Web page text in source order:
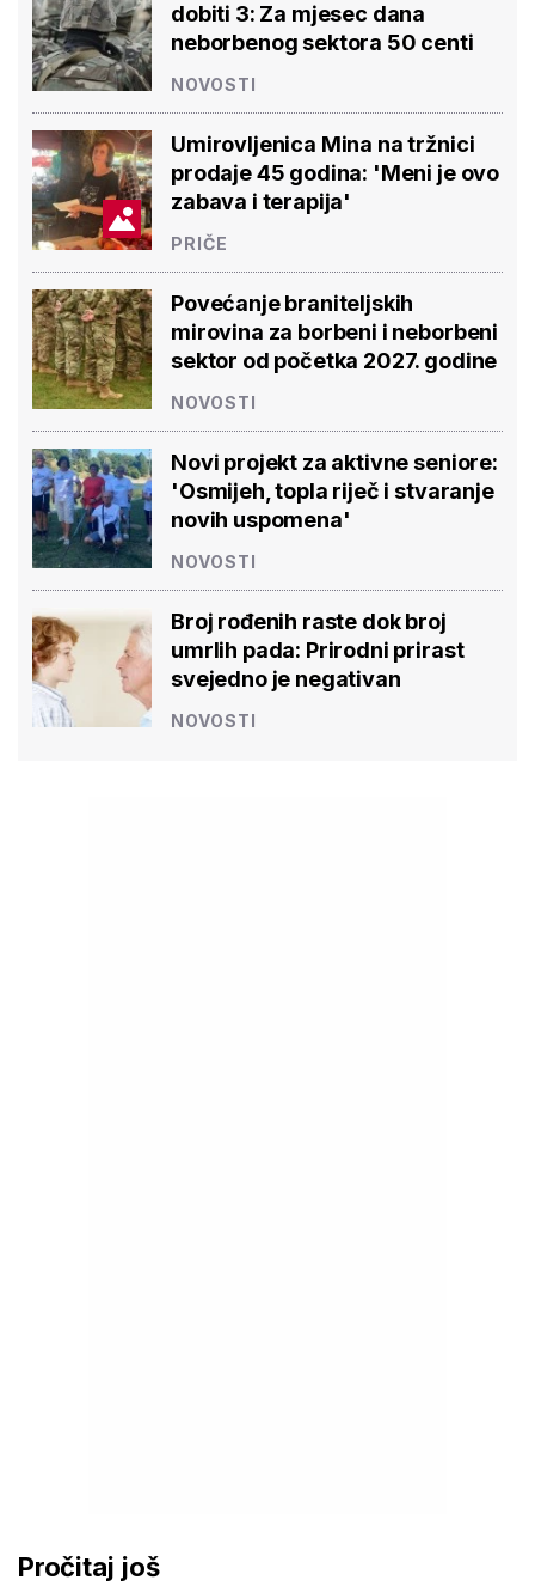
dobiti 3: Za mjesec dana
neborbenog sektora 50 centi
NOVOSTI
Umirovljenica Mina na tržnici
prodaje 45 godina: 'Meni je ovo
zabava i terapija'
PRIČE
Povećanje braniteljskih
mirovina za borbeni i neborbeni
sektor od početka 2027. godine
NOVOSTI
Novi projekt za aktivne seniore:
'Osmijeh, topla riječ i stvaranje
novih uspomena'
NOVOSTI
Broj rođenih raste dok broj
umrlih pada: Prirodni prirast
svejedno je negativan
NOVOSTI
Pročitaj još